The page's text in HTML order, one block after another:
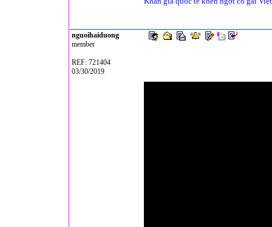
nguoihaiduong
member
REF: 721404
03/30/2019